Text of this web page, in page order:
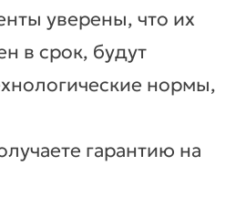
уверены, что их
в срок, будут
нормы,
гарантию на